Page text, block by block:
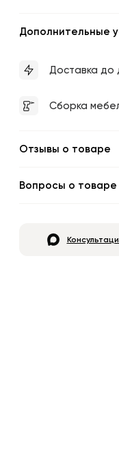
Дополнительные
Доставка до
Сборка
Отзывы о товаре
Вопросы о товаре